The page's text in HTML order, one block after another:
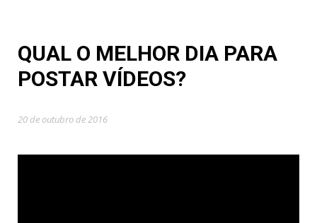
QUAL O MELHOR DIA PARA
POSTAR VÍDEOS?
20 de outubro de 2016